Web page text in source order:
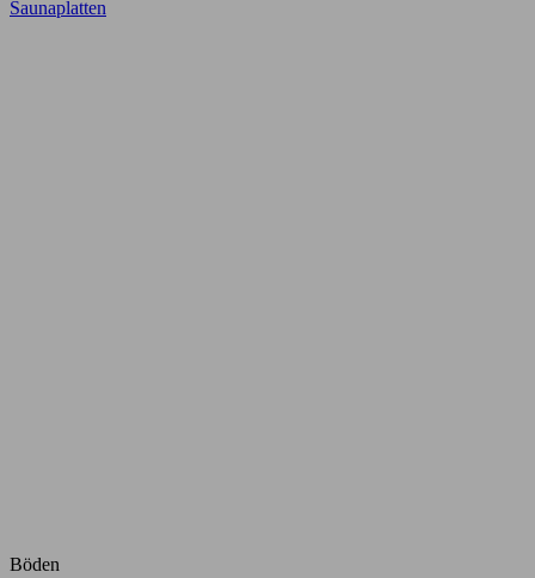
Saunaplatten
Böden